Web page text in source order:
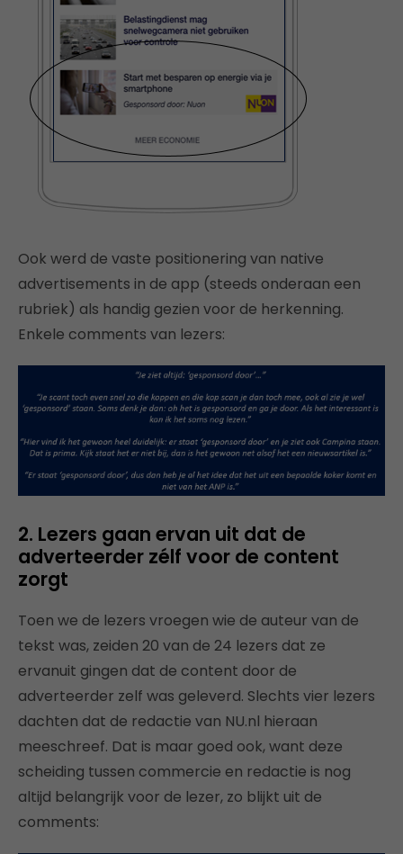
Ook werd de vaste positionering van native
advertisements in de app (steeds onderaan een
rubriek) als handig gezien voor de herkenning.
Enkele comments van lezers:
2. Lezers gaan ervan uit dat de
adverteerder zélf voor de content
zorgt
Toen we de lezers vroegen wie de auteur van de
tekst was, zeiden 20 van de 24 lezers dat ze
ervanuit gingen dat de content door de
adverteerder zelf was geleverd. Slechts vier lezers
dachten dat de redactie van NU.nl hieraan
meeschreef. Dat is maar goed ook, want deze
scheiding tussen commercie en redactie is nog
altijd belangrijk voor de lezer, zo blijkt uit de
comments: